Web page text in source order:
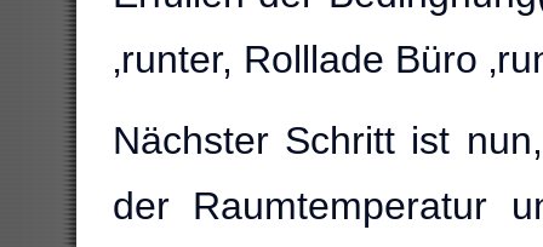
‚runter, Rolllade Büro
Nächster Schritt ist
der Raumtemperatur